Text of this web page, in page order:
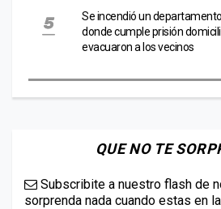
Se incendió un
donde cumple prisión
evacuaron a los vecinos
QUE NO TE
Subscribite a nuestro flash de
sorprenda nada cuando estas en